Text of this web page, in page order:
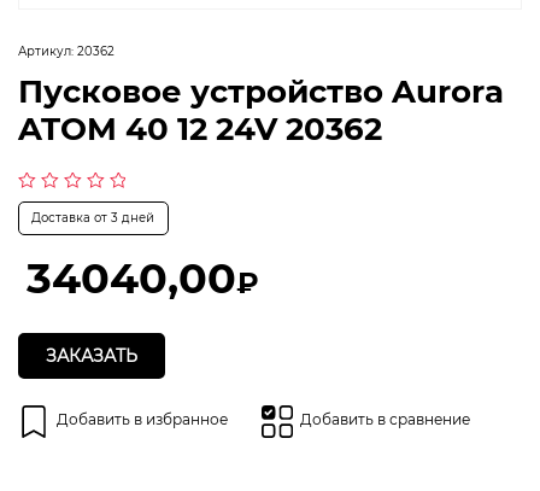
Артикул: 20362
Пусковое устройство Aurora
ATOM 40 12 24V 20362
Оценка
из
Доставка от 3 дней
34040,00₽
ЗАКАЗАТЬ
Добавить в избранное Добавить в сравнение